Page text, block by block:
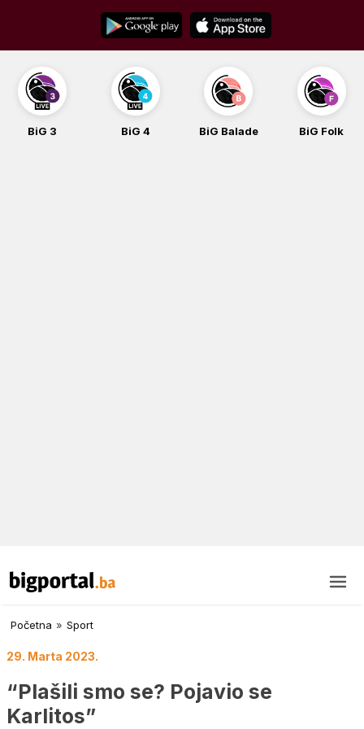
content
BiG 3 BiG 4 BiG Balade BiG Folk
Početna » Sport
29. Marta 2023.
“Plašili smo se? Pojavio se
Karlitos”